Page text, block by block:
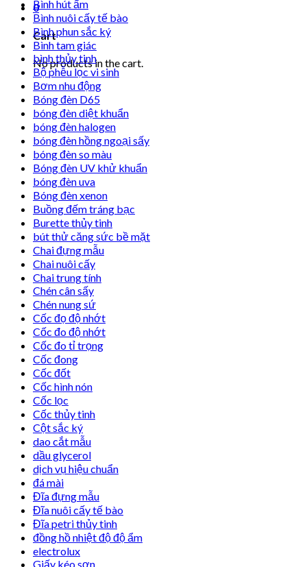
0
Cart
No products in the cart.
Bình hút ẩm
Bình nuôi cấy tế bào
Bình phun sắc ký
Bình tam giác
bình thủy tinh
Bộ phễu lọc vi sinh
Bơm nhu động
Bóng đèn D65
bóng đèn diệt khuẩn
bóng đèn halogen
bóng đèn hồng ngoại sấy
bóng đèn so màu
Bóng đèn UV khử khuẩn
bóng đèn uva
Bóng đèn xenon
Buồng đếm tráng bạc
Burette thủy tinh
bút thử căng sức bề mặt
Chai đựng mẫu
Chai nuôi cấy
Chai trung tính
Chén cân sấy
Chén nung sứ
Cốc đọ độ nhớt
Cốc đo độ nhớt
Cốc đo tỉ trọng
Cốc đong
Cốc đốt
Cốc hình nón
Cốc lọc
Cốc thủy tinh
Cột sắc ký
dao cắt mẫu
dầu glycerol
dịch vụ hiệu chuẩn
đá mài
Đĩa đựng mẫu
Đĩa nuôi cấy tế bào
Đĩa petri thủy tinh
đồng hồ nhiệt độ độ ẩm
electrolux
Giấy kéo sơn